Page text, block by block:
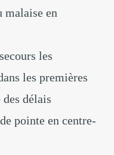
malaise en
les
les premières
délais
pointe en centre-